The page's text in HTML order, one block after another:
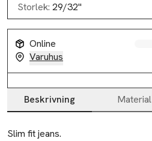
Storlek: 29/32"
Online
Varuhus
Beskrivning Material
Beskrivning
Slim fit jeans.